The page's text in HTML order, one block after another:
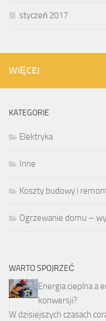
styczeń 2017
WIĘCEJ
KATEGORIE
Elektryka
Inne
Koszty budowy i
Ogrzewanie domu –
WARTO SPOJRZEĆ
Energia cieplna a
konwersji?
W dzisiejszych czasach